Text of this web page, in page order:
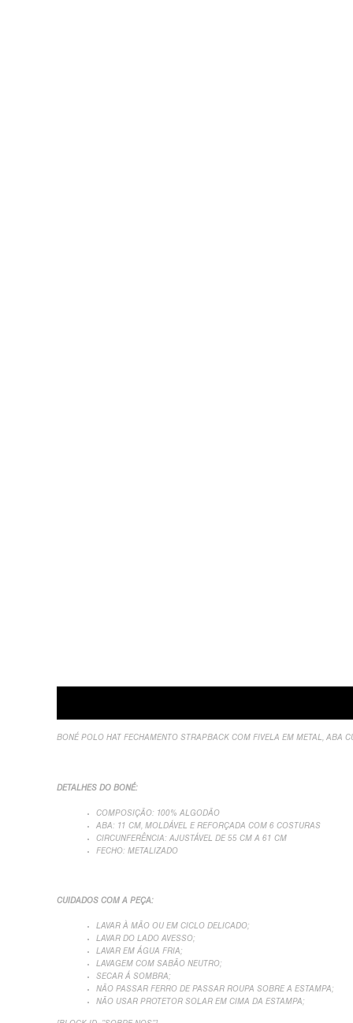
BONÉ POLO HAT FECHAMENTO STRAPBACK COM FIVELA EM METAL, ABA
DETALHES DO BONÉ:
COMPOSIÇÃO: 100% ALGODÃO
ABA: 11 CM, MOLDÁVEL E REFORÇADA COM 6 COSTURAS
CIRCUNFERÊNCIA: AJUSTÁVEL DE 55 CM A 61 CM
FECHO: METALIZADO
CUIDADOS COM A PEÇA:
LAVAR À MÃO OU EM CICLO DELICADO;
LAVAR DO LADO AVESSO;
LAVAR EM ÁGUA FRIA;
LAVAGEM COM SABÃO NEUTRO;
SECAR Á SOMBRA;
NÃO PASSAR FERRO DE PASSAR ROUPA SOBRE A ESTAMPA;
NÃO USAR PROTETOR SOLAR EM CIMA DA ESTAMPA;